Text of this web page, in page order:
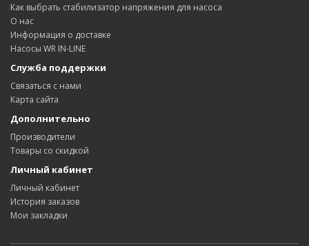
Как выбрать стабилизатор напряжения для насоса
О нас
Информация о доставке
Насосы WR IN-LINE
Служба поддержки
Связаться с нами
Карта сайта
Дополнительно
Производители
Товары со скидкой
Личный кабинет
Личный кабинет
История заказов
Мои закладки